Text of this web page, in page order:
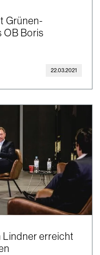
Grünen-
OB Boris
22.03.2021
Lindner erreicht